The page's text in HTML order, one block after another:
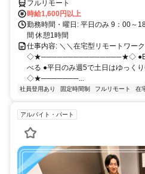
フルリモート
時給1,600円以上
勤務時間・曜日: 平日のみ 9：00～
間 休憩1時間
仕事内容: ＼＼在宅型リモートワー
◇★───────────────★◇
べる ●平日のみ週5で土日はゆっく
◇★───────...
社員登用あり 固定時間制 フルリモート 在
アルバイト・パート